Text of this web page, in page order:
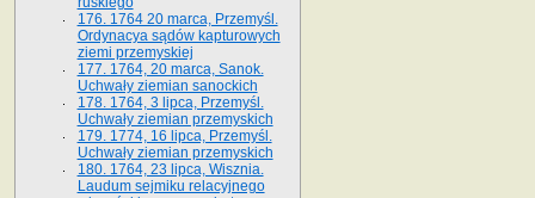
176. 1764 20 marca, Przemyśl.
Ordynacya sądów kapturowych
ziemi przemyskiej
177. 1764, 20 marca, Sanok.
Uchwały ziemian sanockich
178. 1764, 3 lipca, Przemyśl.
Uchwały ziemian przemyskich
179. 1774, 16 lipca, Przemyśl.
Uchwały ziemian przemyskich
180. 1764, 23 lipca, Wisznia.
Laudum sejmiku relacyjnego